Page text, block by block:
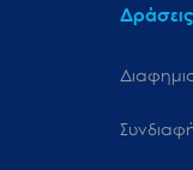
Δράσεις